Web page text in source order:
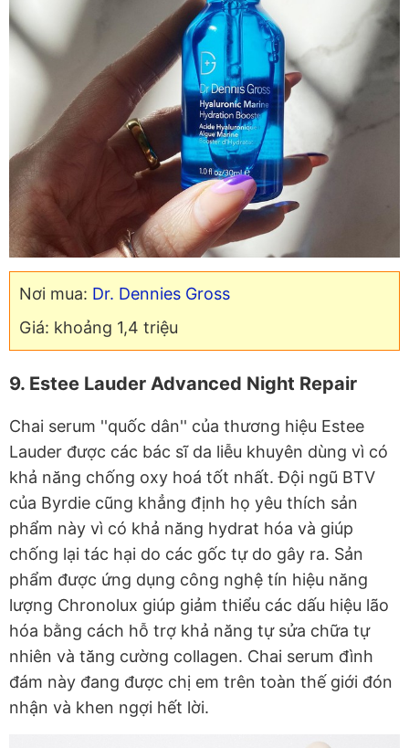
Nơi mua: Dr. Dennies Gross
Giá: khoảng 1,4 triệu
9. Estee Lauder Advanced Night Repair
Chai serum ''quốc dân'' của thương hiệu Estee
Lauder được các bác sĩ da liễu khuyên dùng vì có
khả năng chống oxy hoá tốt nhất. Đội ngũ BTV
của Byrdie cũng khẳng định họ yêu thích sản
phẩm này vì có khả năng hydrat hóa và giúp
chống lại tác hại do các gốc tự do gây ra. Sản
phẩm được ứng dụng công nghệ tín hiệu năng
lượng Chronolux giúp giảm thiểu các dấu hiệu lão
hóa bằng cách hỗ trợ khả năng tự sửa chữa tự
nhiên và tăng cường collagen. Chai serum đình
đám này đang được chị em trên toàn thế giới đón
nhận và khen ngợi hết lời.